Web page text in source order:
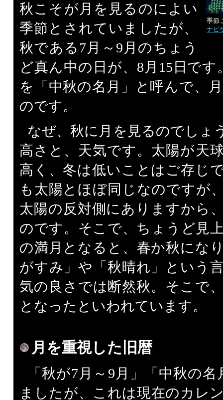
季節
ナビ
秋こそが月を見るのによい
季節とされていましたが、
秋である7月～9月のちょう
ど真ん中の日が、8月15日で
を「中秋の名月」と呼んで、
のです。
なぜ、秋に月を見るのでしょ
高さと、天気です。太陽が天
高く、冬は低いことはご存じ
も太陽とほぼ同じなのですが
太陽の反対側にありますから
のです。そこで、ちょうど見
の満月となると、春か秋にな
がすみ」や「秋晴れ」という
気の良さでは断然秋。そこで
となったといわれています。
月を重視した旧暦
「秋が7月～9月」「中秋の
ましたが、これは現在のカレ